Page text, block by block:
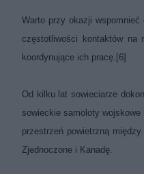
Warto przy okazji wspomnieć
częstotliwości kontaktów na
koordynujące ich pracę. [6]
Od kilku lat sowieciarze
sowieckie samoloty wojskowe
przestrzeń powietrzną
Zjednoczone i Kanadę.